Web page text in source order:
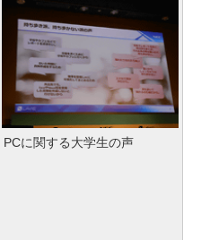
PCに関する大学生の声